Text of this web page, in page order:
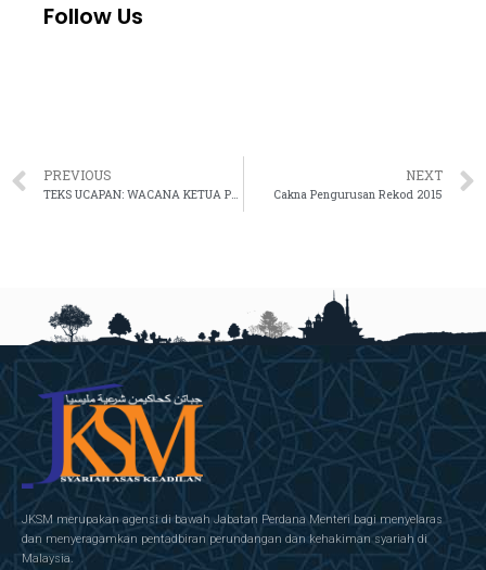
Follow Us
PREVIOUS
TEKS UCAPAN: WACANA KETUA PENGARAH/KETUA HAKIM SYARIE JKSM 2019
NEXT
Cakna Pengurusan Rekod 2015
JKSM merupakan agensi di bawah Jabatan Perdana Menteri bagi menyelaras
dan menyeragamkan pentadbiran perundangan dan kehakiman syariah di
Malaysia.